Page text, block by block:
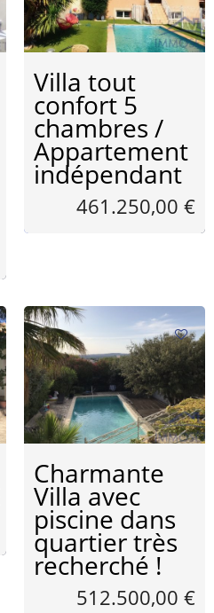
Villa tout
confort 5
chambres /
Appartement
indépendant
461.250,00 €
Charmante
Villa avec
piscine dans
quartier très
recherché !
512.500,00 €